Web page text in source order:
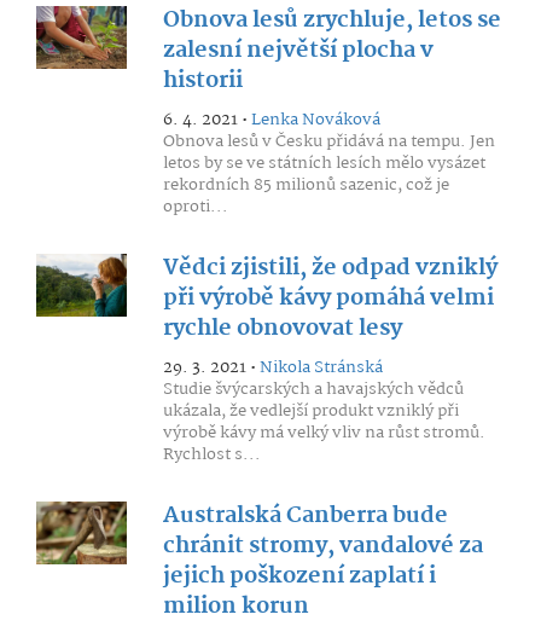
Obnova lesů zrychluje, letos se
zalesní největší plocha v
historii
6. 4. 2021 •Lenka Nováková
Obnova lesů v Česku přidává na tempu. Jen
letos by se ve státních lesích mělo vysázet
rekordních 85 milionů sazenic, což je
oproti...
Vědci zjistili, že odpad vzniklý
při výrobě kávy pomáhá velmi
rychle obnovovat lesy
29. 3. 2021 •Nikola Stránská
Studie švýcarských a havajských vědců
ukázala, že vedlejší produkt vzniklý při
výrobě kávy má velký vliv na růst stromů.
Rychlost s...
Australská Canberra bude
chránit stromy, vandalové za
jejich poškození zaplatí i
milion korun